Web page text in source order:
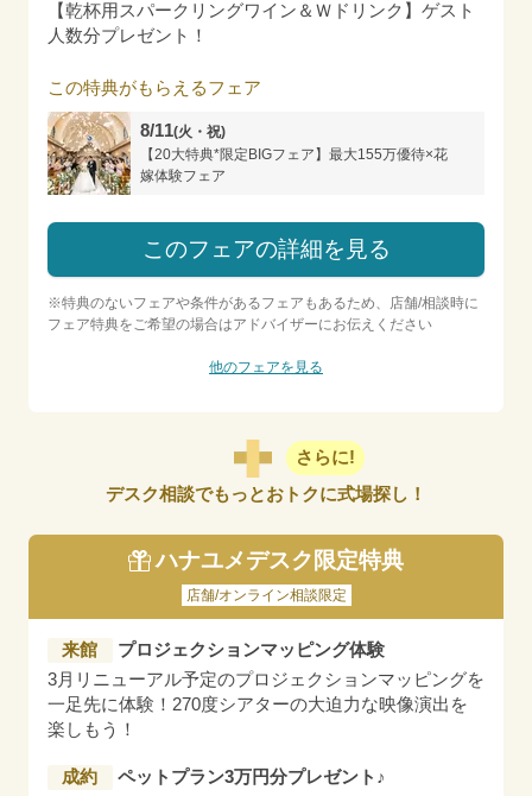
【乾杯用スパークリングワイン＆Ｗドリンク】ゲスト
人数分プレゼント！
この特典がもらえるフェア
8/11(火・祝)
【20大特典*限定BIGフェア】最大155万優待×花
嫁体験フェア
このフェアの詳細を見る
※特典のないフェアや条件があるフェアもあるため、店舗/相談時に
フェア特典をご希望の場合はアドバイザーにお伝えください
他のフェアを見る
さらに!
デスク相談でもっとおトクに式場探し！
ハナユメデスク限定特典
店舗/オンライン相談限定
来館
プロジェクションマッピング体験
3月リニューアル予定のプロジェクションマッピングを
一足先に体験！270度シアターの大迫力な映像演出を
楽しもう！
成約
ペットプラン3万円分プレゼント♪